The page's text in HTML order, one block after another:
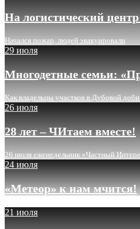
На логистический
Начался пожар, людей эвакуировали
29 июля
Многодетные семьи:
Как владельцы участков в Дубовой
26 июля
28 лет – ЧИтаем вместе!
26 июля еженедельник «Частный
24 июля
«Метеор» к нам мчится!
21 июля